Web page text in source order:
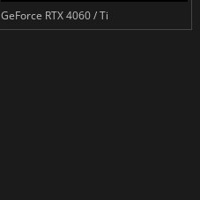
GeForce RTX 4060 / Ti